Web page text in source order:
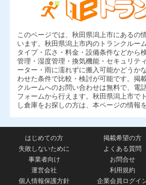
このページでは、秋田県潟上市にあるの
います。秋田県潟上市内のトランクルー
タイプ・広さ・料金・設備条件などから
管理・湿度管理・換気機能・セキュリテ
ーター・雨に濡れずに搬入可能かどうか
わせた条件で比較・検討が可能です。掲
クルームへのお問い合わせは無料で、電
フォームから行えます。秋田県潟上市で
し倉庫をお探しの方は、本ページの情報
はじめての方
掲載希望の方
失敗しないために
よくある質問
事業者向け
お問合せ
運営会社
利用規約
個人情報保護方針
企業会員ログイ